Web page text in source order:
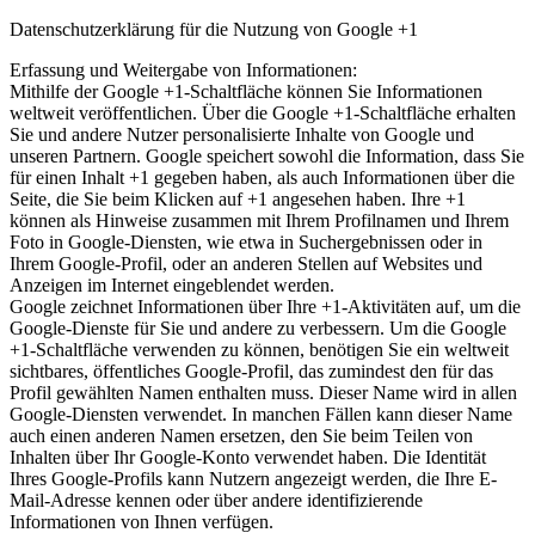
Datenschutzerklärung für die Nutzung von Google +1
Erfassung und Weitergabe von Informationen:
Mithilfe der Google +1-Schaltfläche können Sie Informationen
weltweit veröffentlichen. Über die Google +1-Schaltfläche erhalten
Sie und andere Nutzer personalisierte Inhalte von Google und
unseren Partnern. Google speichert sowohl die Information, dass Sie
für einen Inhalt +1 gegeben haben, als auch Informationen über die
Seite, die Sie beim Klicken auf +1 angesehen haben. Ihre +1
können als Hinweise zusammen mit Ihrem Profilnamen und Ihrem
Foto in Google-Diensten, wie etwa in Suchergebnissen oder in
Ihrem Google-Profil, oder an anderen Stellen auf Websites und
Anzeigen im Internet eingeblendet werden.
Google zeichnet Informationen über Ihre +1-Aktivitäten auf, um die
Google-Dienste für Sie und andere zu verbessern. Um die Google
+1-Schaltfläche verwenden zu können, benötigen Sie ein weltweit
sichtbares, öffentliches Google-Profil, das zumindest den für das
Profil gewählten Namen enthalten muss. Dieser Name wird in allen
Google-Diensten verwendet. In manchen Fällen kann dieser Name
auch einen anderen Namen ersetzen, den Sie beim Teilen von
Inhalten über Ihr Google-Konto verwendet haben. Die Identität
Ihres Google-Profils kann Nutzern angezeigt werden, die Ihre E-
Mail-Adresse kennen oder über andere identifizierende
Informationen von Ihnen verfügen.